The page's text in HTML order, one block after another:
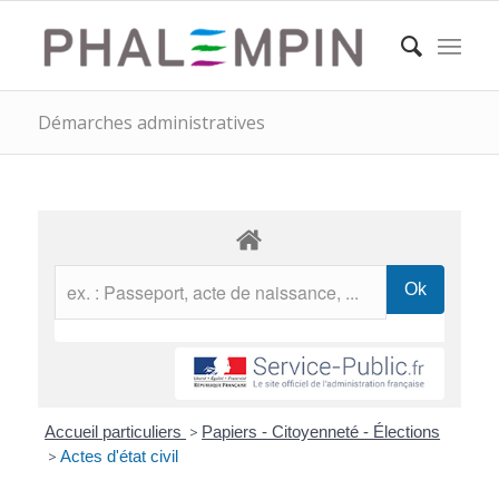
Démarches administratives
Accueil particuliers > Papiers - Citoyenneté - Élections
> Actes d'état civil